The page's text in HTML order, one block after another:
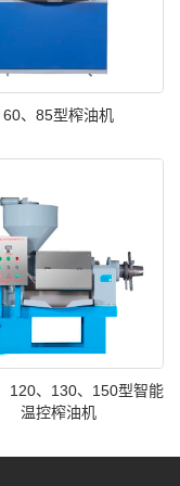
60、85型榨油机
120、130、150型智能
温控榨油机